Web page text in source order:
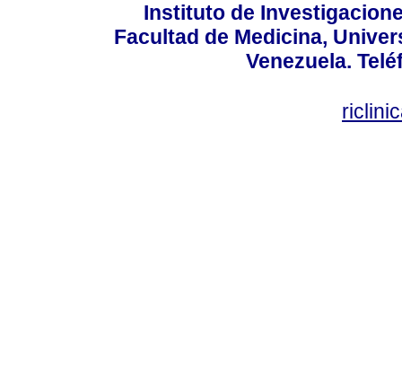
Instituto de
Facultad de Medicina,
Venezuela.